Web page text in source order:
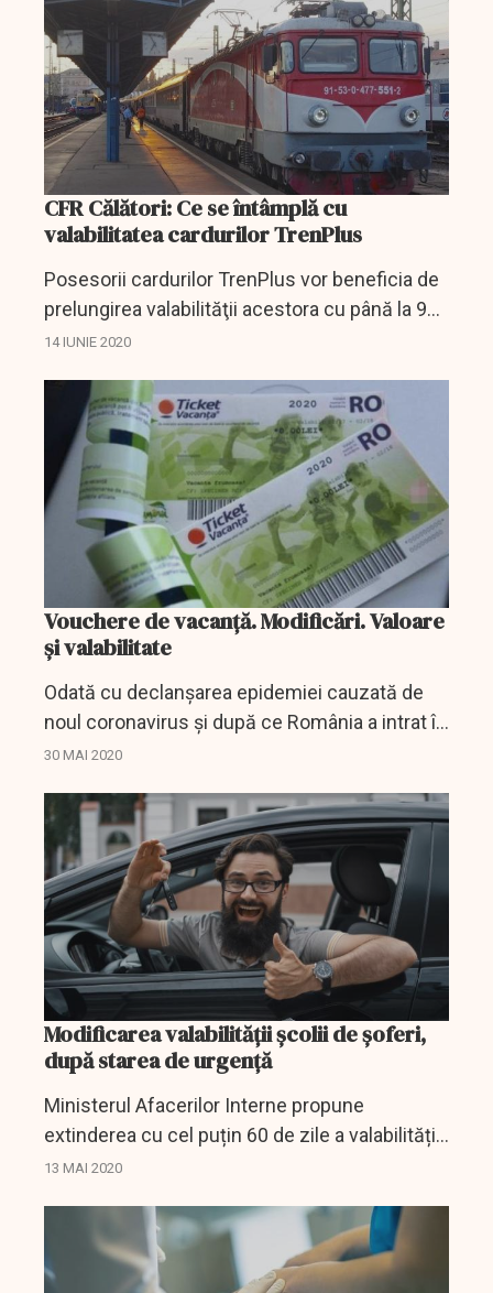
CFR Călători: Ce se întâmplă cu
valabilitatea cardurilor TrenPlus
Posesorii cardurilor TrenPlus vor beneficia de
prelungirea valabilităţii acestora cu până la 91
de zile, în timp ce călătorii care vor dori să-şi
14 IUNIE 2020
Vouchere de vacanță. Modificări. Valoare
și valabilitate
Odată cu declanșarea epidemiei cauzată de
noul coronavirus și după ce România a intrat în
starea de urgență, autoritățile au decis să
30 MAI 2020
Modificarea valabilității școlii de șoferi,
după starea de urgență
Ministerul Afacerilor Interne propune
extinderea cu cel puțin 60 de zile a valabilității
școlii de șoferi în contextul pandemiei de
13 MAI 2020